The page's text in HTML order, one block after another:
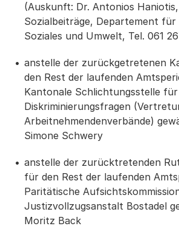
(Auskunft: Dr. Antonios
Sozialbeiträge, Departement
Soziales und Umwelt, Tel. 061
anstelle der zurückgetretenen
den Rest der laufenden
Kantonale Schlichtungsstelle für
Diskriminierungsfragen
Arbeitnehmendenverbände)
Simone Schwery
anstelle der zurücktretenden
für den Rest der laufenden
Paritätische
Justizvollzugsanstalt Bostadel
Moritz Back